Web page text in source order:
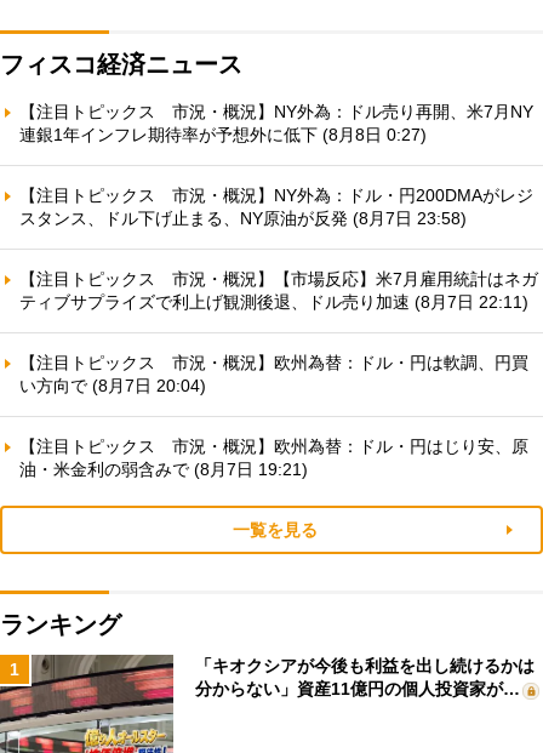
フィスコ経済ニュース
【注目トピックス 市況・概況】NY外為：ドル売り再開、米7月NY
連銀1年インフレ期待率が予想外に低下 (8月8日 0:27)
【注目トピックス 市況・概況】NY外為：ドル・円200DMAがレジ
スタンス、ドル下げ止まる、NY原油が反発 (8月7日 23:58)
【注目トピックス 市況・概況】【市場反応】米7月雇用統計はネガ
ティブサプライズで利上げ観測後退、ドル売り加速 (8月7日 22:11)
【注目トピックス 市況・概況】欧州為替：ドル・円は軟調、円買
い方向で (8月7日 20:04)
【注目トピックス 市況・概況】欧州為替：ドル・円はじり安、原
油・米金利の弱含みで (8月7日 19:21)
一覧を見る
ランキング
1
「キオクシアが今後も利益を出し続けるかは
分からない」資産11億円の個人投資家が…